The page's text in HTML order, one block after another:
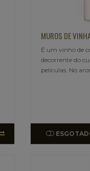
MUROS DE
É um vinho de
decorrente do
peliculas. No